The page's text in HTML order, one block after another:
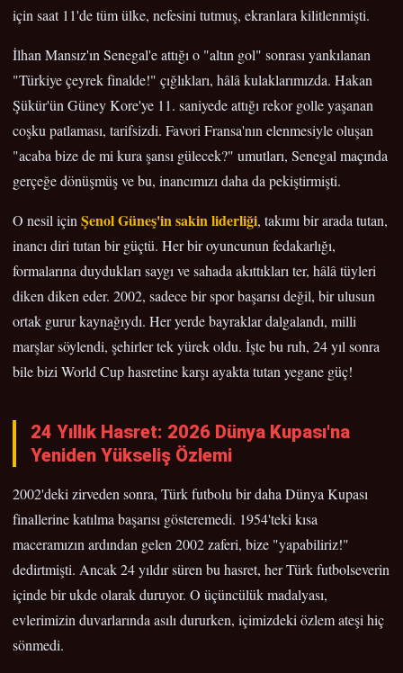
için saat 11'de tüm ülke, nefesini tutmuş, ekranlara kilitlenmişti.
İlhan Mansız'ın Senegal'e attığı o "altın gol" sonrası yankılanan
"Türkiye çeyrek finalde!" çığlıkları, hâlâ kulaklarımızda. Hakan
Şükür'ün Güney Kore'ye 11. saniyede attığı rekor golle yaşanan
coşku patlaması, tarifsizdi. Favori Fransa'nın elenmesiyle oluşan
"acaba bize de mi kura şansı gülecek?" umutları, Senegal maçında
gerçeğe dönüşmüş ve bu, inancımızı daha da pekiştirmişti.
O nesil için Şenol Güneş'in sakin liderliği, takımı bir arada tutan,
inancı diri tutan bir güçtü. Her bir oyuncunun fedakarlığı,
formalarına duydukları saygı ve sahada akıttıkları ter, hâlâ tüyleri
diken diken eder. 2002, sadece bir spor başarısı değil, bir ulusun
ortak gurur kaynağıydı. Her yerde bayraklar dalgalandı, milli
marşlar söylendi, şehirler tek yürek oldu. İşte bu ruh, 24 yıl sonra
bile bizi World Cup hasretine karşı ayakta tutan yegane güç!
24 Yıllık Hasret: 2026 Dünya Kupası'na
Yeniden Yükseliş Özlemi
2002'deki zirveden sonra, Türk futbolu bir daha Dünya Kupası
finallerine katılma başarısı gösteremedi. 1954'teki kısa
maceramızın ardından gelen 2002 zaferi, bize "yapabiliriz!"
dedirtmişti. Ancak 24 yıldır süren bu hasret, her Türk futbolseverin
içinde bir ukde olarak duruyor. O üçüncülük madalyası,
evlerimizin duvarlarında asılı dururken, içimizdeki özlem ateşi hiç
sönmedi.